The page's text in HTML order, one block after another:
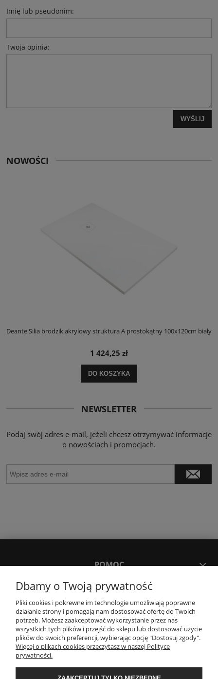
Imię lub pseudonim:
Twoja opinia:
WYŚLIJ
NOWOŚCI
Deante Silia brodzik akrylowy struktura A prostokątny 100x120cm biały
1 424,25 zł
DO KOSZYKA
NEWSLETTER
Podaj swój adres e-mail, jeżeli chcesz otrzymywać informacje
o nowościach i promocjach.
POMOC
MOJE KONTO
PŁATNOŚCI I DOSTAWA
Dbamy o Twoją prywatność
Pliki cookies i pokrewne im technologie umożliwiają poprawne
działanie strony i pomagają nam dostosować ofertę do Twoich
potrzeb. Możesz zaakceptować wykorzystanie przez nas
wszystkich tych plików i przejść do sklepu lub dostosować użycie
plików do swoich preferencji, wybierając opcję "Dostosuj zgody".
Więcej o plikach cookies przeczytasz w naszej Polityce
prywatności.